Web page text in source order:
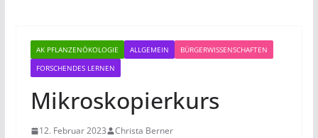
AK PFLANZENÖKOLOGIE ALLGEMEIN
BÜRGERWISSENSCHAFTEN
FORSCHENDES LERNEN
Mikroskopierkurs
12. Februar 2023 Christa Berner